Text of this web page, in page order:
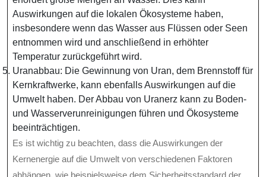
Auswirkungen auf die lokalen Ökosysteme haben,
insbesondere wenn das Wasser aus Flüssen oder Seen
entnommen wird und anschließend in erhöhter
Temperatur zurückgeführt wird.
Uranabbau: Die Gewinnung von Uran, dem Brennstoff für
Kernkraftwerke, kann ebenfalls Auswirkungen auf die
Umwelt haben. Der Abbau von Uranerz kann zu Boden-
und Wasserverunreinigungen führen und Ökosysteme
beeinträchtigen.
Es ist wichtig zu beachten, dass die Auswirkungen der
Kernenergie auf die Umwelt von verschiedenen Faktoren
abhängen, wie beispielsweise dem Sicherheitsstandard der